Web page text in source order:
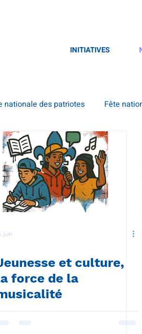
INITIATIVES
nationale des patriotes Fête
juin
et culture,
force de la